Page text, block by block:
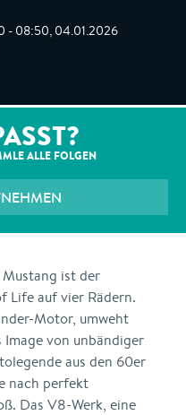
- 08:50, 04.01.2026
ALLE FOLGEN
ist der
Life auf vier Rädern.
Motor, umweht
von unbändiger
aus den 60er
nach perfekt
Das V8-Werk, eine